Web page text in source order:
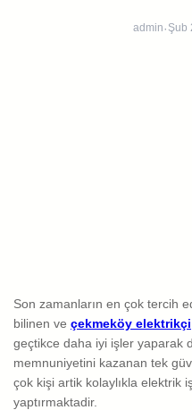
admin· Şub
Son zamanların en çok tercih
bilinen ve çekmeköy elektrikçi
geçtikce daha iyi işler yaparak
memnuniyetini kazanan tek
çok kişi artik kolaylıkla elektrik
yaptırmaktadir.